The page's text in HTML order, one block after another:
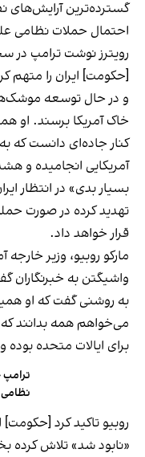
گسترده‌ترین آرایش‌های
احتمال حملات نظامی
رویترز نوشت ترامپ در
[حکومت] ایران را متهم
و در حال توسعه
خاک آمریکا برسند. او
کنار جاده‌ای دانست که
آمریکایی انجامیده و
بسیار بدی» در انتظار
تهدید کرده در صورت
قرار خواهد داد.
واشیگتن به
به روشنی گفت که او
می‌خواهم همه بدانند
برای ایالات متحده
ترامپ
روبیو تاکید کرد
«نابود شد» تلاش کرده